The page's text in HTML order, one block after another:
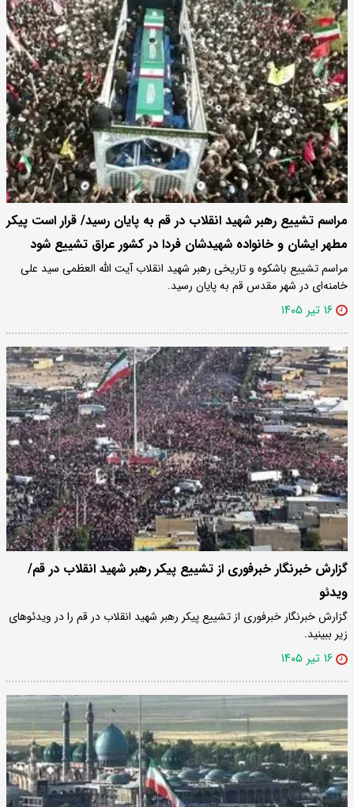
مراسم تشییع رهبر شهید انقلاب در قم به پایان رسید/ قرار است پیکر
مطهر ایشان و خانواده شهیدشان فردا در کشور عراق تشییع شود
مراسم تشییع باشکوه و تاریخی رهبر شهید انقلاب آیت الله العظمی سید علی
خامنه‌ای در شهر مقدس قم به پایان رسید.
۱۶ تیر ۱۴۰۵
گزارش خبرنگار خبرفوری از تشییع پیکر رهبر شهید انقلاب در قم/
ویدئو
گزارش خبرنگار خبرفوری از تشییع پیکر رهبر شهید انقلاب در قم را در ویدئوهای
زیر ببینید.
۱۶ تیر ۱۴۰۵